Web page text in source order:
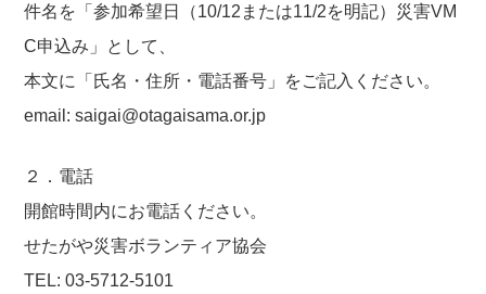
件名を「参加希望日（10/12または11/2を明記）災害VM
C申込み」として、
本文に「氏名・住所・電話番号」をご記入ください。
email: saigai@otagaisama.or.jp
２．電話
開館時間内にお電話ください。
せたがや災害ボランティア協会
TEL: 03-5712-5101